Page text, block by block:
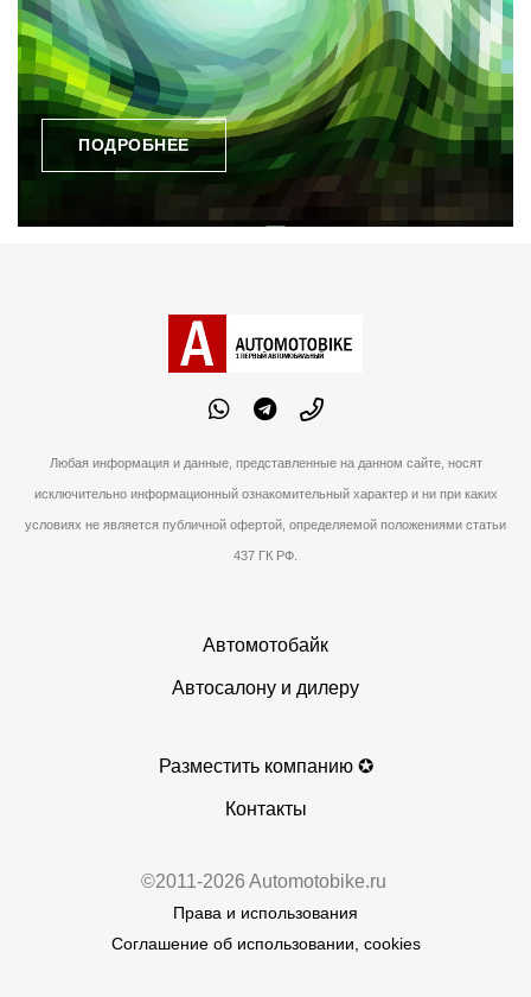
ПОДРОБНЕЕ
Любая информация и данные, представленные на данном сайте, носят
исключительно информационный ознакомительный характер и ни при каких
условиях не является публичной офертой, определяемой положениями статьи
437 ГК РФ.
Автомотобайк
Автосалону и дилеру
Разместить компанию ✪
Контакты
©2011-2026 Automotobike.ru
Права и использования
Соглашение об использовании, cookies